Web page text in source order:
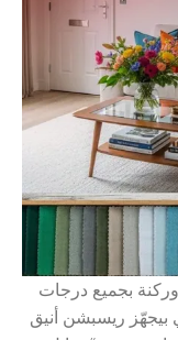
وركنة بجميع درجات
بيجهّز ريسبشن أنيق